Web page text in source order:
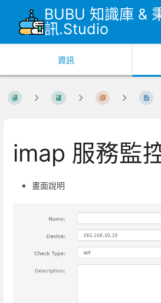
BUBU 知識庫 &
訊.Studio
資訊
imap 服務監
畫面說明